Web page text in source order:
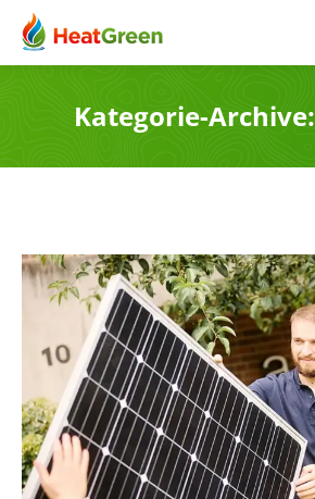
Kategorie-Archive: